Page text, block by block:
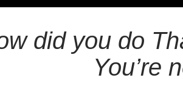
did you do
You’re